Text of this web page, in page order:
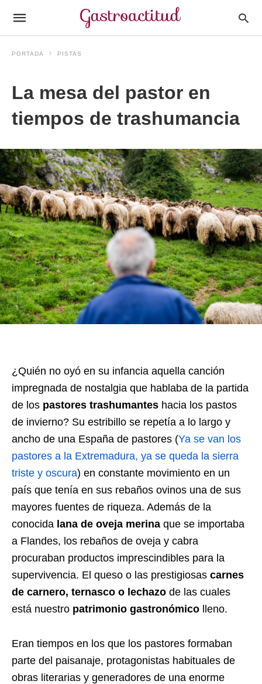
PORTADA PISTAS
La mesa del pastor en
tiempos de trashumancia
¿Quién no oyó en su infancia aquella canción
impregnada de nostalgia que hablaba de la partida
de los pastores trashumantes hacia los pastos
de invierno? Su estribillo se repetía a lo largo y
ancho de una España de pastores (Ya se van los
pastores a la Extremadura, ya se queda la sierra
triste y oscura) en constante movimiento en un
país que tenía en sus rebaños ovinos una de sus
mayores fuentes de riqueza. Además de la
conocida lana de oveja merina que se importaba
a Flandes, los rebaños de oveja y cabra
procuraban productos imprescindibles para la
supervivencia. El queso o las prestigiosas carnes
de carnero, ternasco o lechazo de las cuales
está nuestro patrimonio gastronómico lleno.
Eran tiempos en los que los pastores formaban
parte del paisanaje, protagonistas habituales de
obras literarias y generadores de una enorme